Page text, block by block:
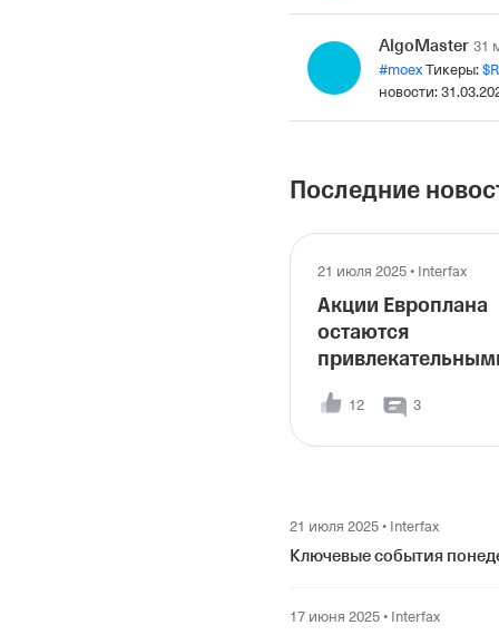
(ПАО "ЛК
выплатит
года.
носит
выплаты без
выплатило
в полном
Объяснение
AlgoMaster 31
#moex Тикеры: $
новости:
и диапазон
указывает на
ценной бумаги.
Последние
21 июля 2025 • Interfax
Акции Европлана
остаются
для долгосрочных
покупок -
"Газпромбанк
12 3
21 июля 2025 • Interfax
Ключевые события
17 июня 2025 • Interfax